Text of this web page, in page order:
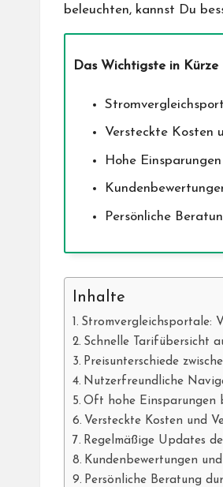
beleuchten, kannst Du
Das Wichtigste in Kürze
Versteckte Kosten
Hohe
Persönliche
Inhalte
Stromvergleichsportale:
Schnelle Tarifübersicht
Preisunterschiede
Nutzerfreundliche
Oft hohe Einsparungen
Versteckte Kosten und
Regelmäßige Updates
Kundenbewertungen
Persönliche Beratung